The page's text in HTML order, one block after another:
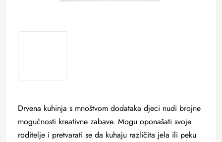
Drvena kuhinja s mnoštvom dodataka djeci nudi brojne
mogućnosti kreativne zabave. Mogu oponašati svoje
roditelje i pretvarati se da kuhaju različita jela ili peku